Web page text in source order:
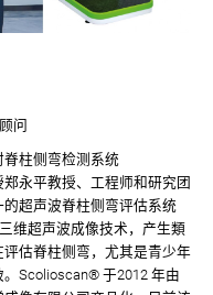
问
柱侧弯检测系统
永平教授、工程师和研究团
超声波脊柱侧弯评估系统
维超声波成像技术，产生類
估脊柱侧弯，尤其是⻘少年
Scolioscan® 于2012 年由